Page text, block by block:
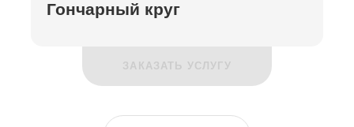
Гончарный круг
ЗАКАЗАТЬ УСЛУГУ